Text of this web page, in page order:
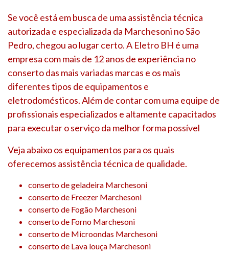
Se você está em busca de uma assistência técnica
autorizada e especializada da Marchesoni noSão
Pedro, chegou ao lugar certo. A Eletro BH é uma
empresa com mais de 12 anos de experiência no
conserto das mais variadas marcas e os mais
diferentes tipos de equipamentos e
eletrodomésticos. Além de contar com uma equipe de
profissionais especializados e altamente capacitados
para executar o serviço da melhor forma possível
Veja abaixo os equipamentos para os quais
oferecemos assistência técnica de qualidade.
conserto de geladeira Marchesoni
conserto de Freezer Marchesoni
conserto de Fogão Marchesoni
conserto de Forno Marchesoni
conserto de Microondas Marchesoni
conserto de Lava louça Marchesoni